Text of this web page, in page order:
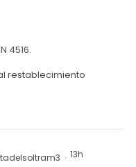
4516.
restablecimiento
· 13h